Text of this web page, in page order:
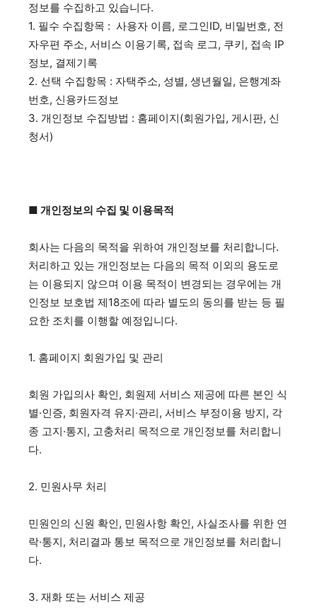
충청지역
세종지역 경상지역
제주지역
부산/울산 대전지역 지방정가
ENG
커뮤니티
서비스 & 앱
수완뉴스 추천 서비스
스토어 수완 키즈 청년공감 청라온
기자단 참여
저널리즘 바이브
보도자료 작성 서비스
스위프트 하이브
라라프레스
오픈미트
충청지역 세종지역 경상지역
제주지역
부산/울산 대전지역 지방정가
ENG
커뮤니티
서비스 & 앱
수완뉴스 추천 서비스
스토어 수완 키즈 청년공감 청라온
기자단 참여
저널리즘 바이브
보도자료 작성 서비스
스위프트 하이브
라라프레스
오픈미트
어제의 지혜와 내일의 가능성이 만나는 창(窓)
정보를 수집하고 있습니다.
1. 필수 수집항목 : 사용자 이름, 로그인ID, 비밀번호, 전
자우편 주소, 서비스 이용기록, 접속 로그, 쿠키, 접속 IP
정보, 결제기록
2. 선택 수집항목 : 자택주소, 성별, 생년월일, 은행계좌
번호, 신용카드정보
3. 개인정보 수집방법 : 홈페이지(회원가입, 게시판, 신
청서)
■ 개인정보의 수집 및 이용목적
회사는 다음의 목적을 위하여 개인정보를 처리합니다.
처리하고 있는 개인정보는 다음의 목적 이외의 용도로
는 이용되지 않으며 이용 목적이 변경되는 경우에는 개
인정보 보호법 제18조에 따라 별도의 동의를 받는 등 필
요한 조치를 이행할 예정입니다.
1. 홈페이지 회원가입 및 관리
회원 가입의사 확인, 회원제 서비스 제공에 따른 본인 식
별·인증, 회원자격 유지·관리, 서비스 부정이용 방지, 각
종 고지·통지, 고충처리 목적으로 개인정보를 처리합니
다.
2. 민원사무 처리
민원인의 신원 확인, 민원사항 확인, 사실조사를 위한 연
락·통지, 처리결과 통보 목적으로 개인정보를 처리합니
다.
3. 재화 또는 서비스 제공